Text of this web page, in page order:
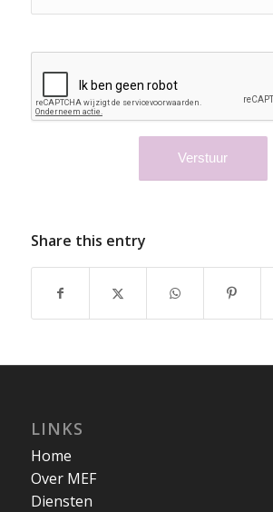
Share this entry
LINKS
Home
Over MEF
Diensten